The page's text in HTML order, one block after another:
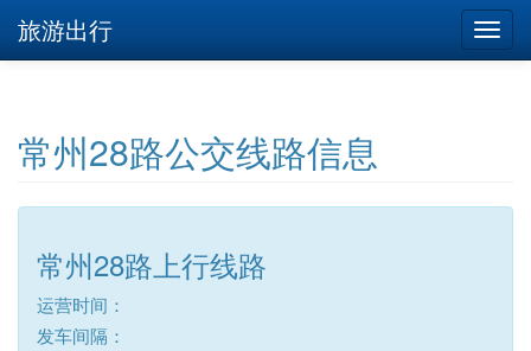
旅游出行
常州28路公交线路信息
常州28路上行线路
运营时间：
发车间隔：